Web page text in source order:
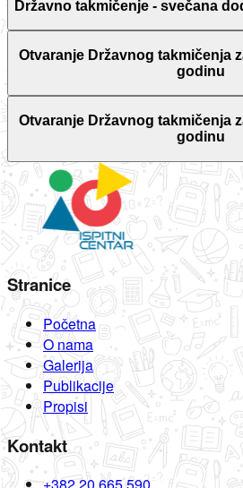
Državno takmičenje - svečana
Otvaranje Državnog takmičenja
godinu
Otvaranje Državnog takmičenja
godinu
Stranice
Početna
O nama
Galerija
Publikacije
Propisi
Kontakt